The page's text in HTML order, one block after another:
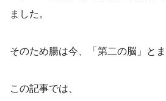
ました。
そのため腸は今、「第二の脳」と
この記事では、